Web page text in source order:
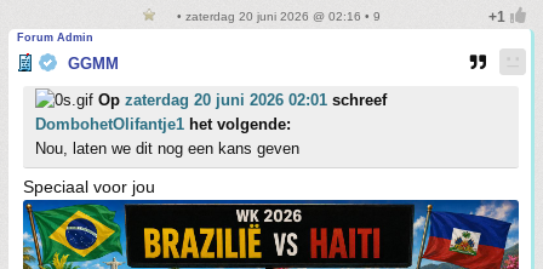
• zaterdag 20 juni 2026 @ 02:16 • 9
Forum Admin
GGMM
Op zaterdag 20 juni 2026 02:01 schreef
DombohetOlifantje1 het volgende:
Nou, laten we dit nog een kans geven
Speciaal voor jou